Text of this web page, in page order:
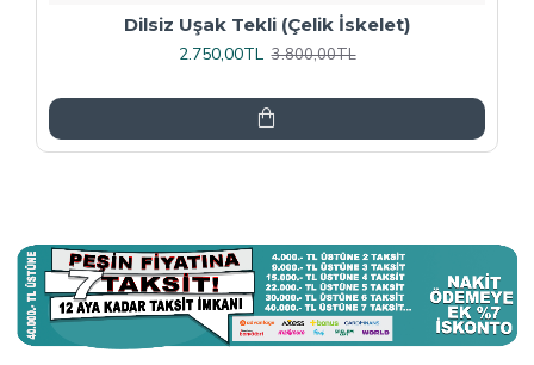
Tv Lcd Standı 5484
3.375,00TL 4.500,00TL